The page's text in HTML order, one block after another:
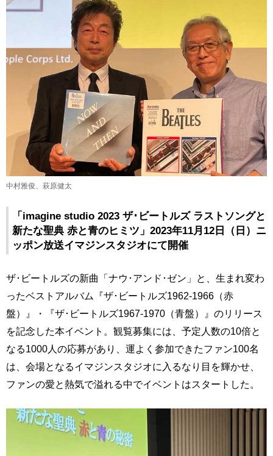
中村雅俊、萩原健太
「imagine studio 2023 ザ･ビートルズ ラストソングと
新たな聖典 赤と青のヒミツ」2023年11月12日（日）ニ
ッポン放送イマジンスタジオにて開催
ザ･ビートルズの新曲「ナウ･アンド･ゼン」と、生まれ変わ
ったベストアルバム『ザ･ビートルズ1962-1966（赤
盤）』・『ザ･ビートルズ1967-1970（青盤）』のリリース
を記念した本イベント。観覧募集には、予定人数の10倍と
なる1000人の応募があり、運よく参加できたファン100名
は、会場となるイマジンスタジオに入るなり目を輝かせ、
ファンの愛と熱気で溢れる中でイベントはスタートした。